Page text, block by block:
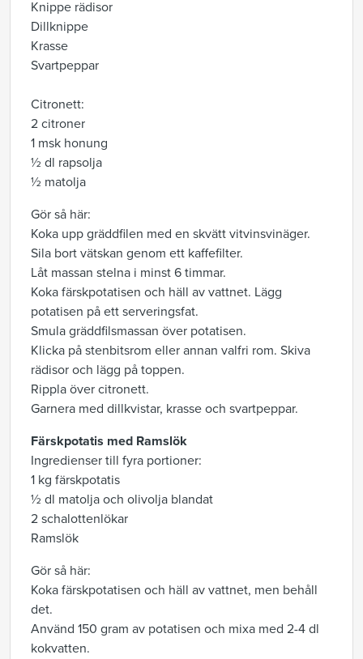
Knippe rädisor
Dillknippe
Krasse
Svartpeppar
Citronett:
2 citroner
1 msk honung
½ dl rapsolja
½ matolja
Gör så här:
Koka upp gräddfilen med en skvätt vitvinsvinäger.
Sila bort vätskan genom ett kaffefilter.
Låt massan stelna i minst 6 timmar.
Koka färskpotatisen och häll av vattnet. Lägg
potatisen på ett serveringsfat.
Smula gräddfilsmassan över potatisen.
Klicka på stenbitsrom eller annan valfri rom. Skiva
rädisor och lägg på toppen.
Rippla över citronett.
Garnera med dillkvistar, krasse och svartpeppar.
Färskpotatis med Ramslök
Ingredienser till fyra portioner:
1 kg färskpotatis
½ dl matolja och olivolja blandat
2 schalottenlökar
Ramslök
Gör så här:
Koka färskpotatisen och häll av vattnet, men behåll
det.
Använd 150 gram av potatisen och mixa med 2-4 dl
kokvatten.